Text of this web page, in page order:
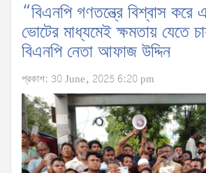
“বিএনপি গণতন্ত্রে বিশ্বাস
ভোটের মাধ্যমেই ক্ষমতায় যেতে
বিএনপি নেতা আফাজ উদ্দিন
প্রকাশ: 30 June, 2025 6:20 pm